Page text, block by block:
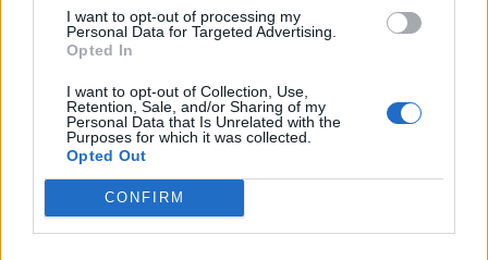
I want to opt-out of processing my
Personal Data for Targeted Advertising.
Opted In
I want to opt-out of Collection, Use,
Retention, Sale, and/or Sharing of my
Personal Data that Is Unrelated with the
Purposes for which it was collected.
Opted Out
CONFIRM
Photo 2/4
Παραδέχτηκε ότι πιστεύει πολύ τον Γιώργο Λιάγκα για
το πολύ πρωινό πρόγραμμα ενός καναλιού, το 7-10.